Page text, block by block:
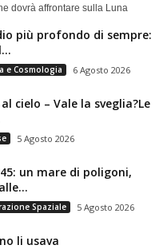
dovrà affrontare sulla Luna
più profondo di sempre:
e Cosmologia 6 Agosto 2026
cielo – Vale la sveglia?Le
5 Agosto 2026
un mare di poligoni,
Spaziale 5 Agosto 2026
li usava